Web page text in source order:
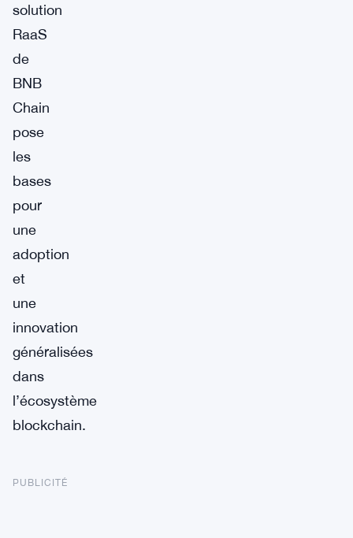
solution
RaaS
de
BNB
Chain
pose
les
bases
pour
une
adoption
et
une
innovation
généralisées
dans
l’écosystème
blockchain.
PUBLICITÉ